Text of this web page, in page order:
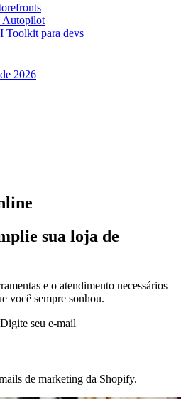
Autopilot
Toolkit para devs
2026
sua loja de
e o atendimento necessários
você sempre sonhou.
Digite seu e-mail
de marketing da Shopify.